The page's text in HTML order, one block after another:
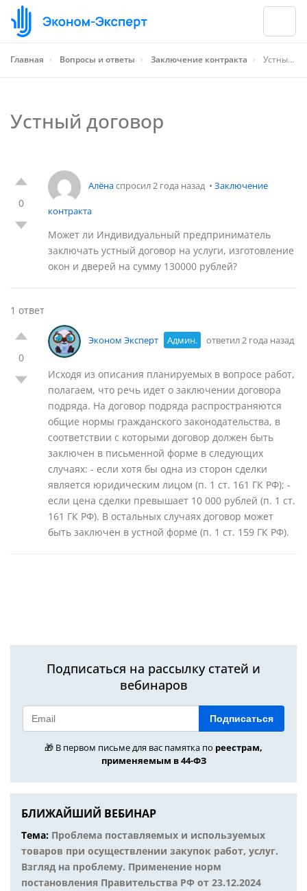
Главная › Вопросы и ответы › Заключение контракта › Устный договор
Устный договор
0
Алёнаспросил 2 года назад • Заключение
контракта
Может ли Индивидуальный предприниматель
заключать устный договор на услуги, изготовление
окон и дверей на сумму 130000 рублей?
1 ответ
0
Эконом Эксперт Админ. ответил 2 года назад
Исходя из описания планируемых в вопросе работ,
полагаем, что речь идет о заключении договора
подряда. На договор подряда распространяются
общие нормы гражданского законодательства, в
соответствии с которыми договор должен быть
заключен в письменной форме в следующих
случаях: - если хотя бы одна из сторон сделки
является юридическим лицом (п. 1 ст. 161 ГК РФ); -
если цена сделки превышает 10 000 рублей (п. 1 ст.
161 ГК РФ). В остальных случаях договор может
быть заключен в устной форме (п. 1 ст. 159 ГК РФ).
Подписаться на рассылку статей и
вебинаров
Подписаться
🎁 В первом письме для вас памятка по реестрам,
применяемым в 44-ФЗ
БЛИЖАЙШИЙ ВЕБИНАР
Тема: Проблема поставляемых и используемых
товаров при осуществлении закупок работ, услуг.
Взгляд на проблему. Применение норм
постановления Правительства РФ от 23.12.2024